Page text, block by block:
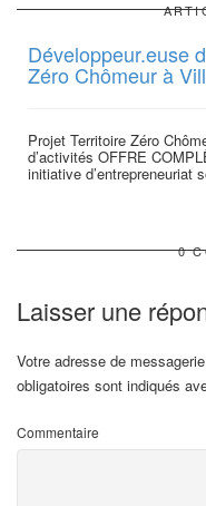
Développeur.euse
Zéro Chômeur à
Projet Territoire Zéro
d’activités OFFRE
initiative d’entrepreneuriat
0
Laisser une
Votre adresse de
obligatoires sont indiqués
Commentaire